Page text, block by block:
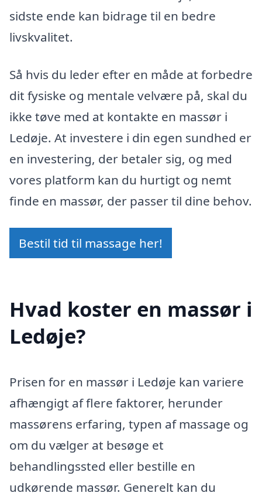
sidste ende kan bidrage til en bedre
livskvalitet.
Så hvis du leder efter en måde at forbedre
dit fysiske og mentale velvære på, skal du
ikke tøve med at kontakte en massør i
Ledøje. At investere i din egen sundhed er
en investering, der betaler sig, og med
vores platform kan du hurtigt og nemt
finde en massør, der passer til dine behov.
Bestil tid til massage her!
Hvad koster en massør i
Ledøje?
Prisen for en massør i Ledøje kan variere
afhængigt af flere faktorer, herunder
massørens erfaring, typen af massage og
om du vælger at besøge et
behandlingssted eller bestille en
udkørende massør. Generelt kan du